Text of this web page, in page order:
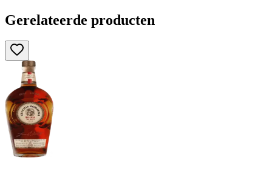
Gerelateerde producten